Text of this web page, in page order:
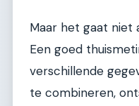
Maar het gaat niet
Een goed
verschillende
te combineren,